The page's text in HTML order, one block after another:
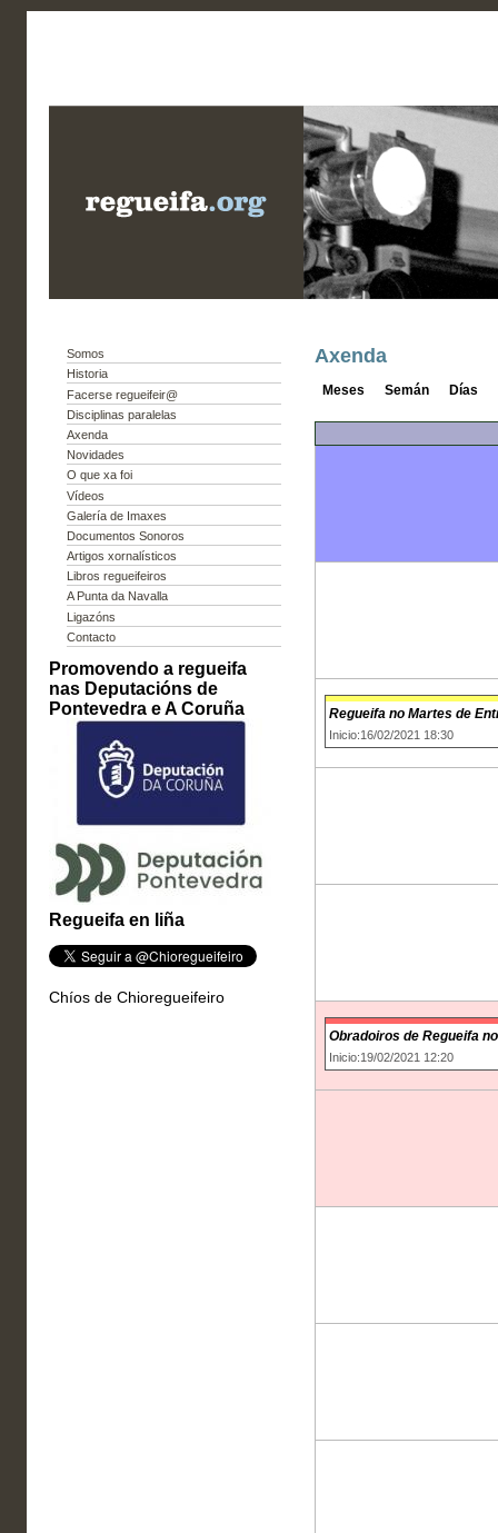
Somos
Historia
Facerse regueifeir@
Disciplinas paralelas
Axenda
Novidades
O que xa foi
Vídeos
Galería de Imaxes
Documentos Sonoros
Artigos xornalísticos
Libros regueifeiros
A Punta da Navalla
Ligazóns
Contacto
Promovendo a regueifa
nas Deputacións de
Pontevedra e A Coruña
Regueifa en liña
Chíos de Chioregueifeiro
Axenda
Meses Semán Días
Regueifa no Martes de
Inicio:16/02/2021 18:30
Obradoiros de Regueifa
Inicio:19/02/2021 12:20